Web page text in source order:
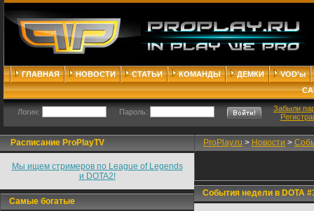
ГЛАВНАЯ НОВОСТИ СТАТЬИ КОМАНДЫ ДЕМКИ
VOD'ы
Логин: Пароль:
Забыли
Расписание ProPlayTV
Мы ищем стримеров по League of Legends
и DOTA2!
Самые богатые
ProPlay.ru > Новости >
События недели в DOTA